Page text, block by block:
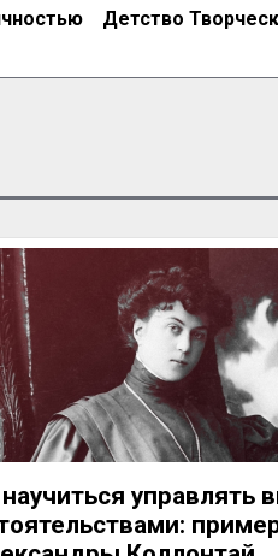
Детство
управлять